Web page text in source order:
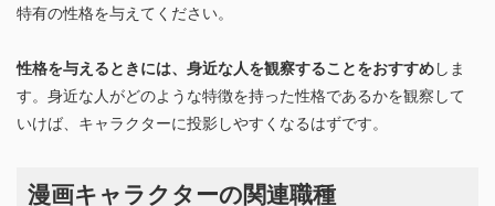
特有の性格を与えてください。
性格を与えるときには、身近な人を観察することをおすすめしま
す。身近な人がどのような特徴を持った性格であるかを観察して
いけば、キャラクターに投影しやすくなるはずです。
漫画キャラクターの関連職種